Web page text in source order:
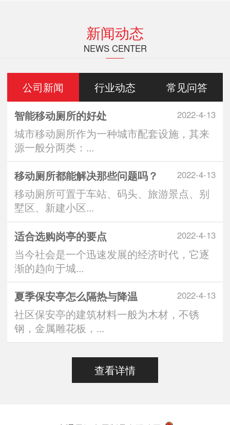
新闻动态
NEWS CENTER
公司新闻 行业动态 常见问答
2022-4-13
智能移动厕所的好处
城市移动厕所作为一种城市配套设施，其来
源一般分两类：...
2022-4-13
移动厕所都能解决那些问题吗？
移动厕所可置于车站、码头、旅游景点、别
墅区、新建小区...
2022-4-13
适合选购岗亭的要点
当今社会是一个迅速发展的经济时代，它逐
渐的趋向于城...
2022-4-13
夏季保安亭怎么隔热与降温
社区保安亭的建筑材料一般为木材，不锈
钢，金属雕花板，...
查看详情